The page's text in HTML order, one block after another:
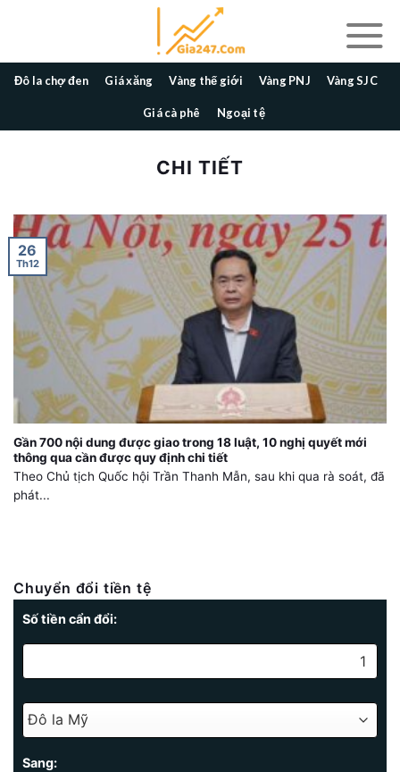
Đô la chợ đen Giá xăng Vàng thế giới Vàng PNJ Vàng SJC
Giá cà phê Ngoại tệ
CHI TIẾT
Gần 700 nội dung được giao trong 18 luật, 10 nghị quyết mới
thông qua cần được quy định chi tiết
Theo Chủ tịch Quốc hội Trần Thanh Mẫn, sau khi qua rà soát, đã
phát...
26
Th12
Chuyển đổi tiền tệ
Số tiền cẩn đổi:
Sang: